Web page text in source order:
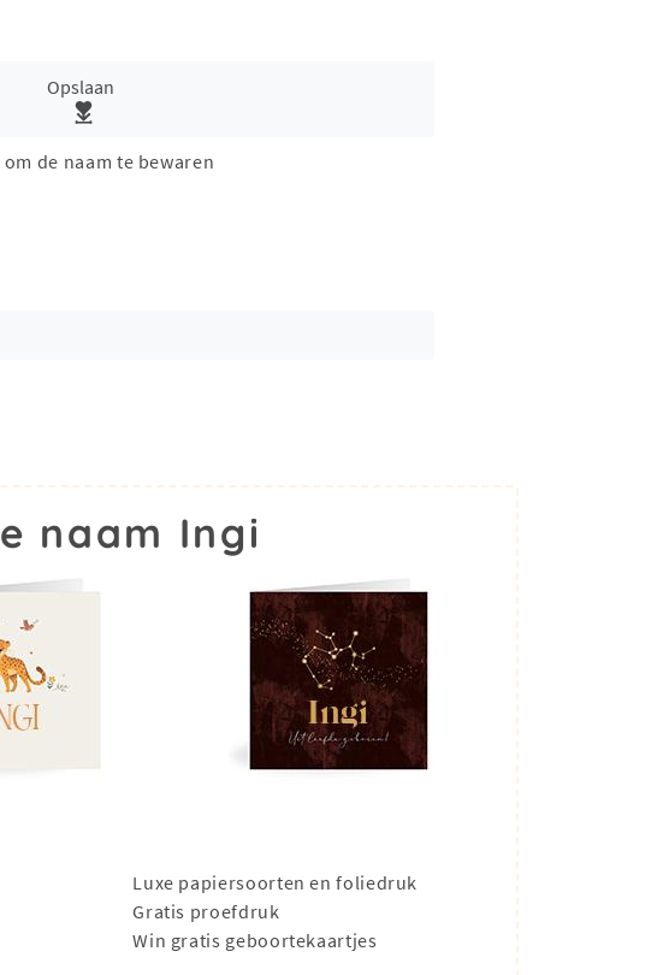
Opslaan
de naam te bewaren
naam Ingi
Luxe papiersoorten en foliedruk
Gratis proefdruk
Win gratis geboortekaartjes